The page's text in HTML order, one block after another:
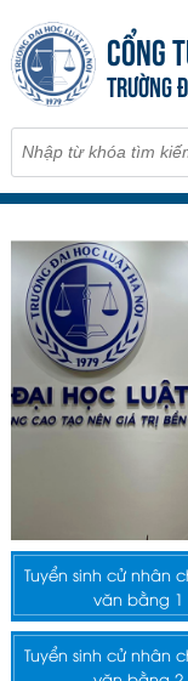
CỔNG
TRƯỜNG
Tuyển sinh cử nhân
văn bằng 1
Tuyển sinh cử nhân